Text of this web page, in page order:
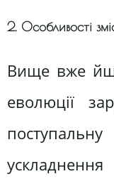
2. Особливості
Вище вже
еволюції